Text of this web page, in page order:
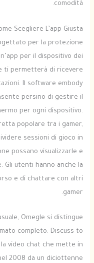
comodità.
Scegliere L’app Giusta
per la protezione
per il dispositivo dei
ti permetterà di ricevere
Il software embody
persino di gestire il
per ogni dispositivo.
popolare tra i gamer,
sessioni di gioco in
possano visualizzarle e
Gli utenti hanno anche la
e di chattare con altri
gamer.
Omegle si distingue
completo. Discuss to
video chat che mette in
2008 da un diciottenne